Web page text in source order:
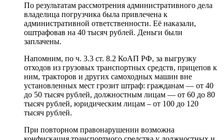
По результатам рассмотрения административного дела
владелица погрузчика была привлечена к
административной ответственности. Её наказали,
оштрафовав на 40 тысяч рублей. Деньги были
заплачены.
Напомним, по ч. 3.3 ст. 8.2 КоАП РФ, за выгрузку
отходов из грузовых транспортных средств, прицепов к
ним, тракторов и других самоходных машин вне
установленных мест грозит штраф: гражданам — от 40
до 50 тысяч рублей, должностным лицам — от 60 до 80
тысяч рублей, юридическим лицам – от 100 до 120
тысяч рублей.
При повторном правонарушении возможна